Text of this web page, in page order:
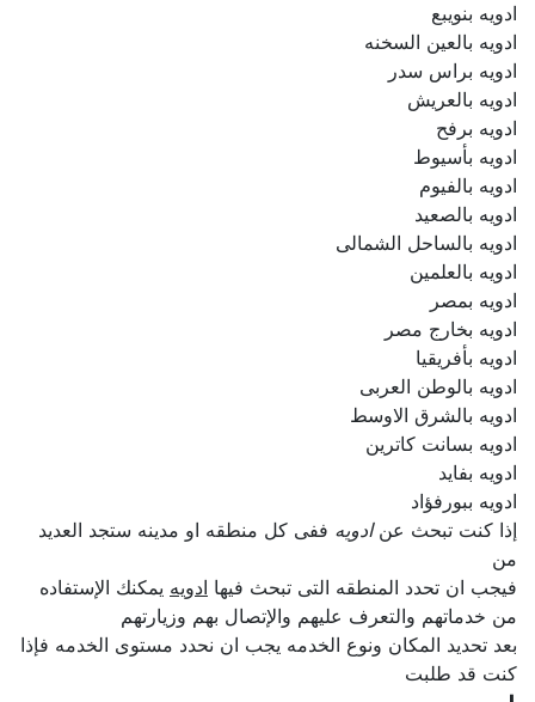
ادويه بنويبع
ادويه بالعين السخنه
ادويه براس سدر
ادويه بالعريش
ادويه برفح
ادويه بأسيوط
ادويه بالفيوم
ادويه بالصعيد
ادويه بالساحل الشمالى
ادويه بالعلمين
ادويه بمصر
ادويه بخارج مصر
ادويه بأفريقيا
ادويه بالوطن العربى
ادويه بالشرق الاوسط
ادويه بسانت كاترين
ادويه بفايد
ادويه ببورفؤاد
إذا كنت تبحث عنادويهففى كل منطقه او مدينه ستجد العديد
من
فيجب ان تحدد المنطقه التى تبحث فيهاادويهيمكنك الإستفاده
من خدماتهم والتعرف عليهم والإتصال بهم وزيارتهم
بعد تحديد المكان ونوع الخدمه يجب ان نحدد مستوى الخدمه فإذا
كنت قد طلبت